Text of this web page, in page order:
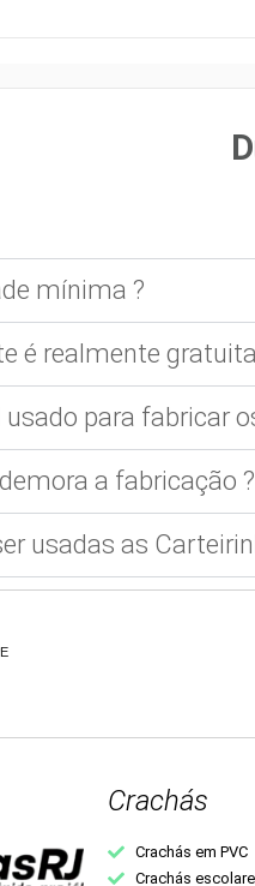
mínima ?
é realmente
para fabricar
a fabricação ?
usadas as
Crachás
Crachás em PVC
Crachás